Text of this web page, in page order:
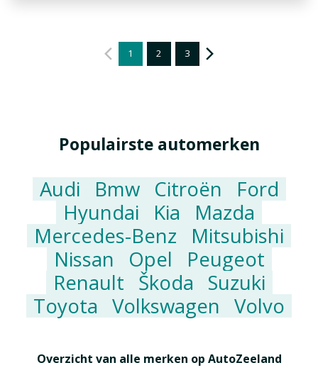
1 2 3
Populairste automerken
Audi Bmw Citroën
Ford
Hyundai
Kia
Mazda
Mercedes-Benz
Mitsubishi
Nissan
Opel
Peugeot
Renault Škoda
Suzuki
Toyota Volkswagen Volvo
Overzicht van alle merken op AutoZeeland